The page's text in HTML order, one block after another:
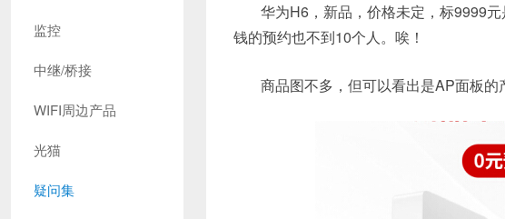
监控
中继/桥接
WIFI周边产品
光猫
疑问集
华为H6，新品，价格未定，标9999
钱的预约也不到10个人。唉！
商品图不多，但可以看出是AP面板的